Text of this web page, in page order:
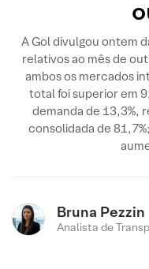
A Gol divulgou ontem
relativos ao mês de
ambos os mercados
total foi superior em
demanda de 13,3%,
consolidada de
Bruna Pezzin
Analista de